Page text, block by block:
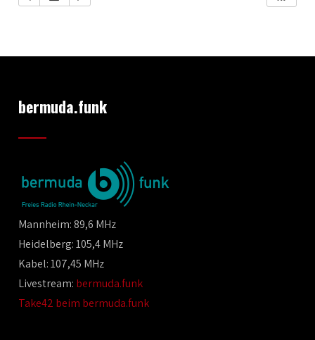
bermuda.funk
Mannheim: 89,6 MHz
Heidelberg: 105,4 MHz
Kabel: 107,45 MHz
Livestream: bermuda.funk
Take42 beim bermuda.funk